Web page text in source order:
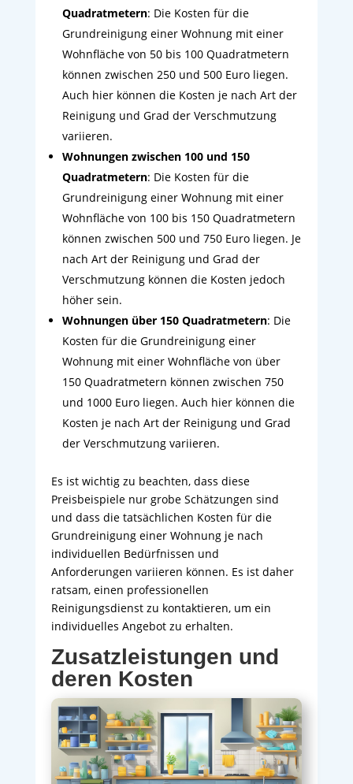
Quadratmetern: Die Kosten für die
Grundreinigung einer Wohnung mit einer
Wohnfläche von 50 bis 100 Quadratmetern
können zwischen 250 und 500 Euro liegen.
Auch hier können die Kosten je nach Art der
Reinigung und Grad der Verschmutzung
variieren.
Wohnungen zwischen 100 und 150
Quadratmetern: Die Kosten für die
Grundreinigung einer Wohnung mit einer
Wohnfläche von 100 bis 150 Quadratmetern
können zwischen 500 und 750 Euro liegen. Je
nach Art der Reinigung und Grad der
Verschmutzung können die Kosten jedoch
höher sein.
Wohnungen über 150 Quadratmetern: Die
Kosten für die Grundreinigung einer
Wohnung mit einer Wohnfläche von über
150 Quadratmetern können zwischen 750
und 1000 Euro liegen. Auch hier können die
Kosten je nach Art der Reinigung und Grad
der Verschmutzung variieren.
Es ist wichtig zu beachten, dass diese
Preisbeispiele nur grobe Schätzungen sind
und dass die tatsächlichen Kosten für die
Grundreinigung einer Wohnung je nach
individuellen Bedürfnissen und
Anforderungen variieren können. Es ist daher
ratsam, einen professionellen
Reinigungsdienst zu kontaktieren, um ein
individuelles Angebot zu erhalten.
Zusatzleistungen und
deren Kosten